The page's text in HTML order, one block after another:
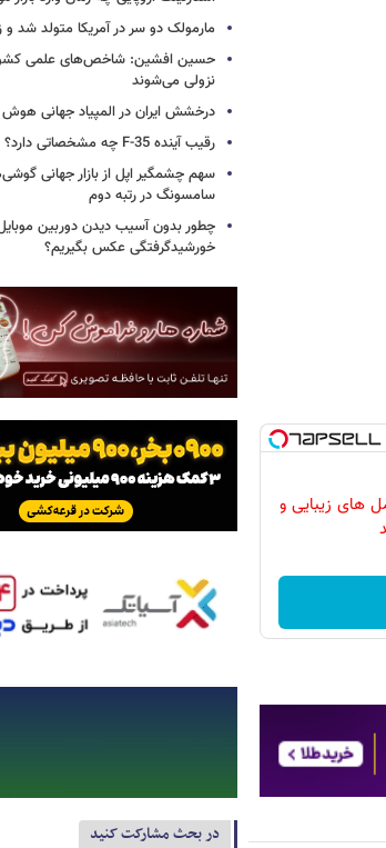
های زیبایی و
مارمولک دو سر در آمریکا متولد شد و
حسین افشین: شاخص‌های علمی
نزولی می‌شوند
درخشش ایران در المپیاد جهانی
رقیب آینده F-35 چه مشخصاتی دارد؟
سهم چشمگیر اپل از بازار جهانی
سامسونگ در رتبه دوم
چطور بدون آسیب دیدن دوربین
خورشیدگرفتگی عکس بگیریم؟
در بحث مشارکت کنید